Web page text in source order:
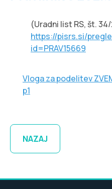
(Uradni list RS, št.
https://pisrs.si/
id=PRAV15669
Vloga za podelitev
p1
NAZAJ